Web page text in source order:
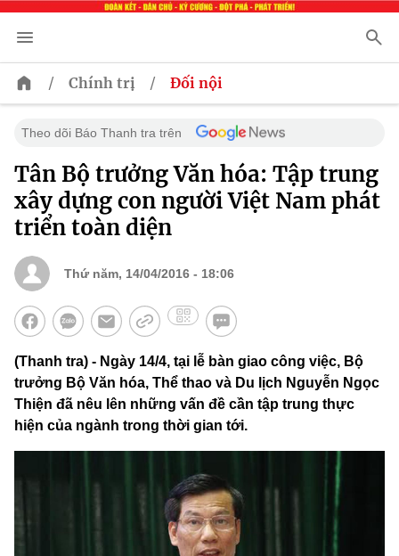
/ Chính trị / Đối nội
Theo dõi Báo Thanh tra trên
Tân Bộ trưởng Văn hóa: Tập trung
xây dựng con người Việt Nam phát
triển toàn diện
Thứ năm, 14/04/2016 - 18:06
(Thanh tra) - Ngày 14/4, tại lễ bàn giao công việc, Bộ
trưởng Bộ Văn hóa, Thể thao và Du lịch Nguyễn Ngọc
Thiện đã nêu lên những vấn đề cần tập trung thực
hiện của ngành trong thời gian tới.